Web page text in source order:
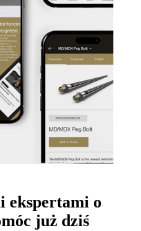
ekspertami o
już dziś